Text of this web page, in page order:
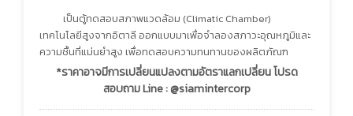
เป็นตู้ทดสอบสภาพแวดล้อม (Climatic Chamber)
เทคโนโลยีสูงจากอิตาลี ออกแบบมาเพื่อจำลองสภาวะอุณหภูมิและ
ความชื้นที่แม่นยำสูง เพื่อทดสอบความทนทานของผลิตภัณฑ
*ราคาอาจมีการเปลี่ยนแปลงตามอัตราแลกเปลี่ยน โปรด
สอบถาม Line : @siamintercorp